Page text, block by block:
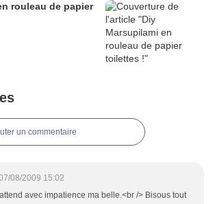
rouleau de papier
un commentaire
08/2009 15:02
avec impatience ma belle.<br /> Bisous tout